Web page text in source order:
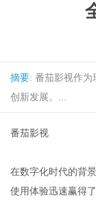
摘要: 番茄影视作
创新发展。...
番茄影视
在数字化时代的背
使用体验迅速赢得